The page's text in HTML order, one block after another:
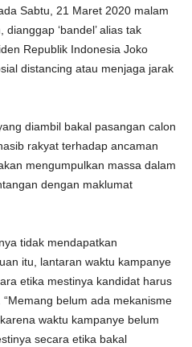
Sabtu, 21 Maret 2020 malam
‘bandel’ alias tak
Republik Indonesia Joko
distancing atau menjaga jarak
diambil bakal pasangan calon
rakyat terhadap ancaman
mengumpulkan massa dalam
dengan maklumat
tidak mendapatkan
itu, lantaran waktu kampanye
etika mestinya kandidat harus
belum ada mekanisme
waktu kampanye belum
secara etika bakal